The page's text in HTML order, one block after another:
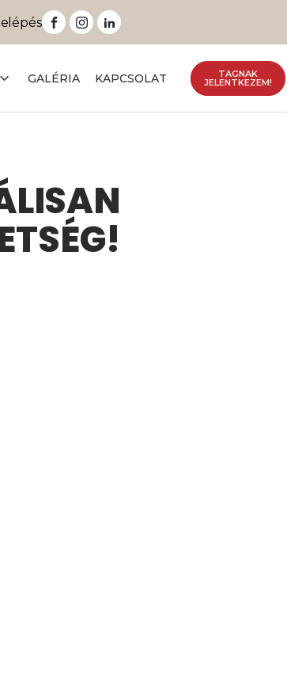
GALÉRIA KAPCSOLAT TAGNAK
JELENTKEZEM!